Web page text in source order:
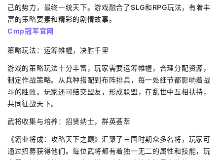
己的势力，最终一统天下。游戏融合了SLG和RPG玩法，有着丰
富的策略要素和精彩的剧情故事。
Cmp冠军官网
策略玩法：运筹帷幄，决胜千里
游戏的策略玩法十分丰富，玩家需要运筹帷幄，合理分配资源，
制定作战策略。从兵种搭配到布阵排兵，每一处细节都影响着战
斗的胜败。玩家还可结交盟友，形成联盟，在乱世中互相扶持，
共同征战天下。
武将收集与培养：招贤纳士，群英荟萃
《霸业将成：攻略天下之巅》汇聚了三国时期众多名将，玩家可
通过招募获得他们。每位武将都有着独一无二的属性和技能，玩